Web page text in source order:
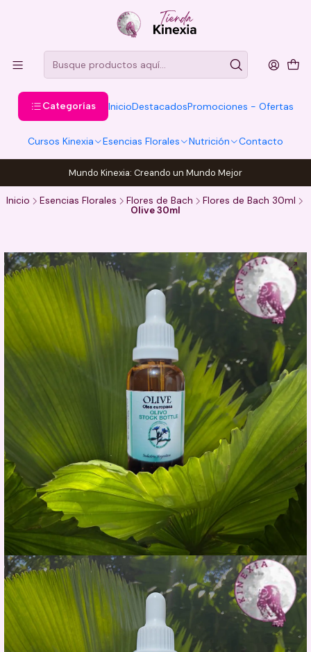
Categorías InicioDestacadosPromociones - Ofertas
Cursos Kinexia Esencias Florales Nutrición Contacto
Mundo Kinexia: Creando un Mundo Mejor
Inicio Esencias Florales Flores de Bach
Flores de Bach 30ml
Olive 30ml